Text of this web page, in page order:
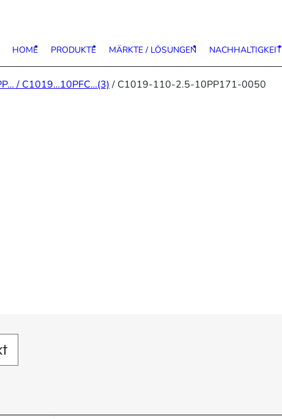
HOME PRODUKTE MÄRKTE / LÖSUNGEN NACHHALTIGKEIT
/ C1019…10PFC…(3) / C1019-110-2.5-10PP171-0050